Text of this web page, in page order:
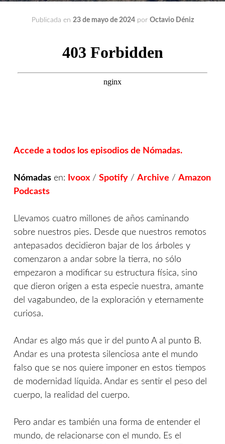
Publicada en 23 de mayo de 2024por Octavio Déniz
Accede a todos los episodios de Nómadas.
Nómadas en: Ivoox / Spotify / Archive / Amazon
Podcasts
Llevamos cuatro millones de años caminando
sobre nuestros pies. Desde que nuestros remotos
antepasados decidieron bajar de los árboles y
comenzaron a andar sobre la tierra, no sólo
empezaron a modificar su estructura física, sino
que dieron origen a esta especie nuestra, amante
del vagabundeo, de la exploración y eternamente
curiosa.
Andar es algo más que ir del punto A al punto B.
Andar es una protesta silenciosa ante el mundo
falso que se nos quiere imponer en estos tiempos
de modernidad líquida. Andar es sentir el peso del
cuerpo, la realidad del cuerpo.
Pero andar es también una forma de entender el
mundo, de relacionarse con el mundo. Es el